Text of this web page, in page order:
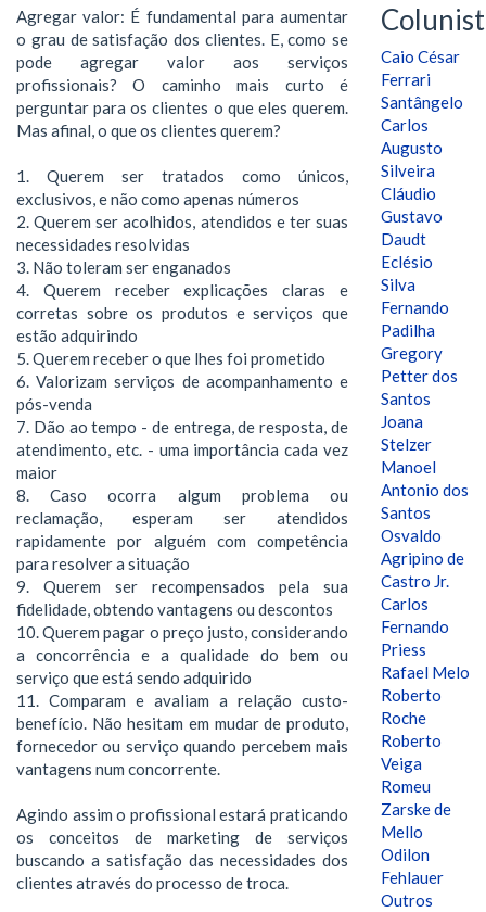
Agregar valor: É fundamental para aumentar
o grau de satisfação dos clientes. E, como se
pode agregar valor aos serviços
profissionais? O caminho mais curto é
perguntar para os clientes o que eles querem.
Mas afinal, o que os clientes querem?
1. Querem ser tratados como únicos,
exclusivos, e não como apenas números
2. Querem ser acolhidos, atendidos e ter suas
necessidades resolvidas
3. Não toleram ser enganados
4. Querem receber explicações claras e
corretas sobre os produtos e serviços que
estão adquirindo
5. Querem receber o que lhes foi prometido
6. Valorizam serviços de acompanhamento e
pós-venda
7. Dão ao tempo - de entrega, de resposta, de
atendimento, etc. - uma importância cada vez
maior
8. Caso ocorra algum problema ou
reclamação, esperam ser atendidos
rapidamente por alguém com competência
para resolver a situação
9. Querem ser recompensados pela sua
fidelidade, obtendo vantagens ou descontos
10. Querem pagar o preço justo, considerando
a concorrência e a qualidade do bem ou
serviço que está sendo adquirido
11. Comparam e avaliam a relação custo-
benefício. Não hesitam em mudar de produto,
fornecedor ou serviço quando percebem mais
vantagens num concorrente.
Agindo assim o profissional estará praticando
os conceitos de marketing de serviços
buscando a satisfação das necessidades dos
clientes através do processo de troca.
Caio César
Ferrari
Santângelo
Carlos
Augusto
Silveira
Cláudio
Gustavo
Daudt
Eclésio
Silva
Fernando
Padilha
Gregory
Petter dos
Santos
Joana
Stelzer
Manoel
Antonio dos
Santos
Osvaldo
Agripino de
Castro Jr.
Carlos
Fernando
Priess
Rafael Melo
Roberto
Roche
Roberto
Veiga
Romeu
Zarske de
Mello
Odilon
Fehlauer
Outros